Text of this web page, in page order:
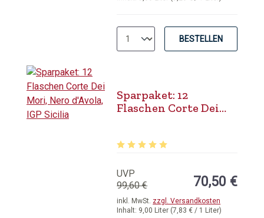
BESTELLEN
Sparpaket: 12
Flaschen Corte Dei
Inhalt: 9,00 Liter (7,83 € / 1 Liter)
inkl. MwSt. zzgl. Versandkosten
UVP
99,60 €
70,50 €